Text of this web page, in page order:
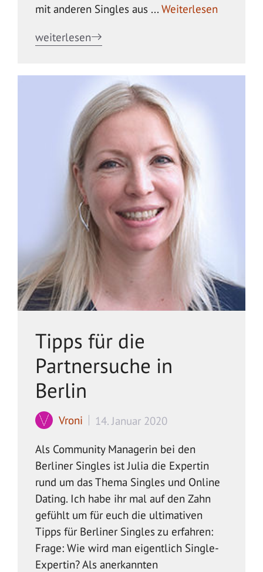
mit anderen Singles aus ... Weiterlesen
weiterlesen
Tipps für die
Partnersuche in
Berlin
Vroni
14. Januar 2020
Als Community Managerin bei den
Berliner Singles ist Julia die Expertin
rund um das Thema Singles und Online
Dating. Ich habe ihr mal auf den Zahn
gefühlt um für euch die ultimativen
Tipps für Berliner Singles zu erfahren:
Frage: Wie wird man eigentlich Single-
Expertin? Als anerkannten